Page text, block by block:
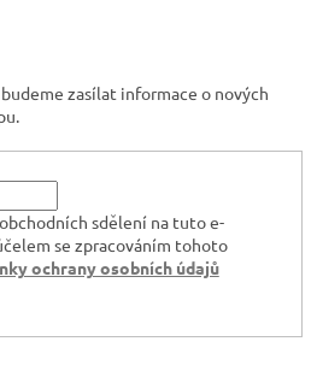
zasílat informace o nových
sdělení na tuto e-
se zpracováním tohoto
ochrany osobních údajů